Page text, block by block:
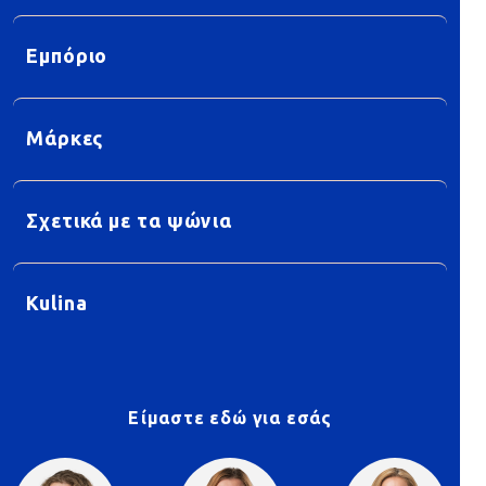
Εμπόριο
Μάρκες
Σχετικά με τα ψώνια
Kulina
Είμαστε εδώ για εσάς